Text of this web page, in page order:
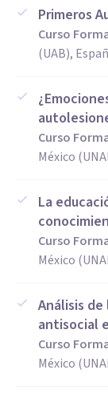
Primeros
Curso
(UAB),
Curso
México
La
Curso
México
Análisis
antisocial
Curso
México